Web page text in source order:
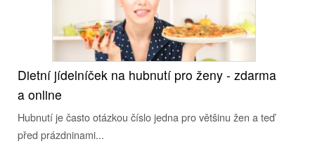
Dietní jídelníček na hubnutí pro ženy - zdarma
a online
Hubnutí je často otázkou číslo jedna pro většinu žen a teď
před prázdninami...